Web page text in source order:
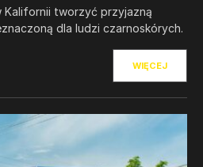
Kalifornii tworzyć przyjazną
dla ludzi czarnoskórych.
WIĘCEJ